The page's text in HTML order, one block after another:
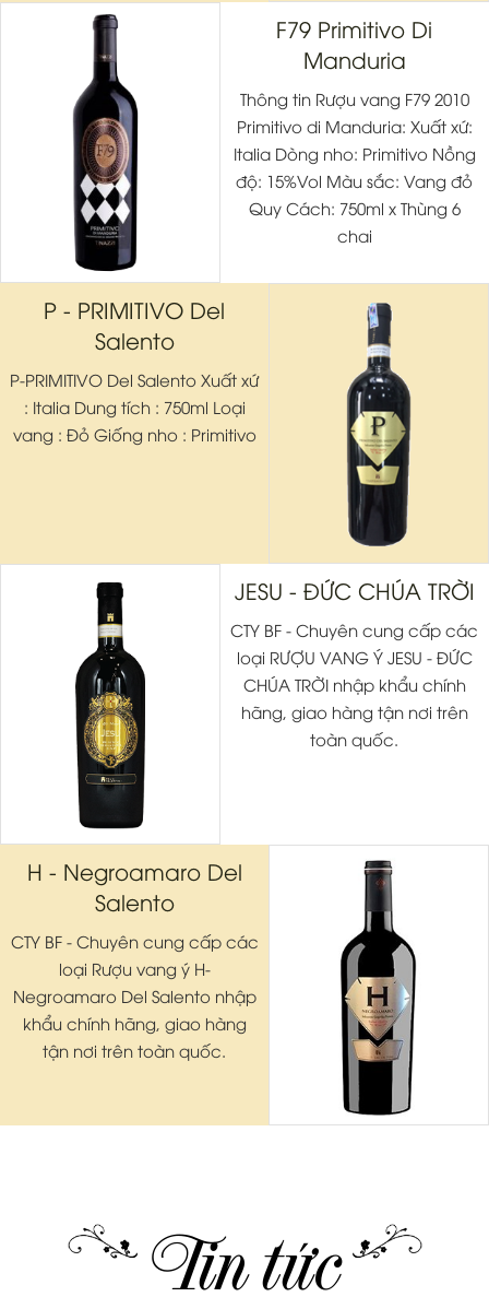
F79 Primitivo Di
Manduria
Thông tin Rượu vang F79 2010
Primitivo di Manduria: Xuất xứ:
Italia Dòng nho: Primitivo Nồng
độ: 15%Vol Màu sắc: Vang đỏ
Quy Cách: 750ml x Thùng 6
chai
P - PRIMITIVO Del
Salento
P-PRIMITIVO Del Salento Xuất xứ
: Italia Dung tích : 750ml Loại
vang : Đỏ Giống nho : Primitivo
JESU - ĐỨC CHÚA TRỜI
CTY BF - Chuyên cung cấp các
loại RƯỢU VANG Ý JESU - ĐỨC
CHÚA TRỜI nhập khẩu chính
hãng, giao hàng tận nơi trên
toàn quốc.
H - Negroamaro Del
Salento
CTY BF - Chuyên cung cấp các
loại Rượu vang ý H-
Negroamaro Del Salento nhập
khẩu chính hãng, giao hàng
tận nơi trên toàn quốc.
Tin tức